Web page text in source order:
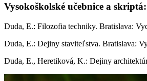
Vysokoškolské učebnice a skriptá:
Duda, E.: Filozofia techniky. Bratislava:
Duda, E.: Dejiny staviteľstva. Bratislava:
Duda, E., Heretiková, K.: Dejiny